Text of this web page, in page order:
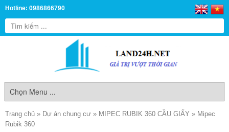
Hotline: 0986866790
Trang chủ » Dự án chung cư » MIPEC RUBIK 360 CẦU GIẤY » Mipec
Rubik 360